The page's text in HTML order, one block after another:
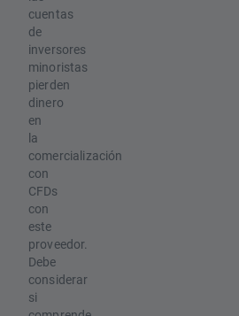
cuentas
de
inversores
minoristas
pierden
dinero
en
la
comercialización
con
CFDs
con
este
proveedor.
Debe
considerar
si